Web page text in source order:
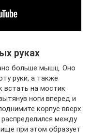
руках
больше мышц. Оно
руки, а также
встать на мостик
ноги вперед и
корпус вверх
между
при этом образует